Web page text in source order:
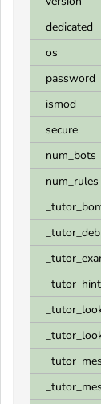
dedicated
os
password
ismod
secure
num_bots
num_rules